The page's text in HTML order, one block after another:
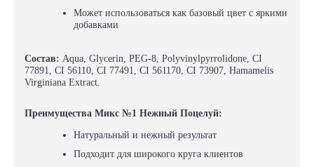
Может использоваться как базовый цвет с яркими
добавками
Состав: Aqua, Glycerin, PEG-8, Polyvinylpyrrolidone, CI
77891, CI 56110, CI 77491, CI 561170, CI 73907, Hamamelis
Virginiana Extract.
Преимущества Микс №1 Нежный Поцелуй:
Натуральный и нежный результат
Подходит для широкого круга клиентов